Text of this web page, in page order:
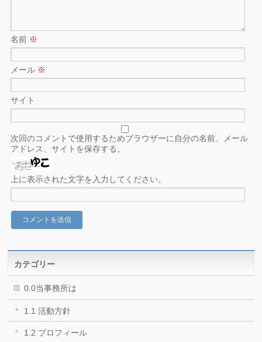
名前 ※
メール ※
サイト
次回のコメントで使用するためブラウザーに自分の名前、メール
アドレス、サイトを保存する。
上に表示された文字を入力してください。
カテゴリー
0.0当事務所は
1.1 活動方針
1.2 プロフィール